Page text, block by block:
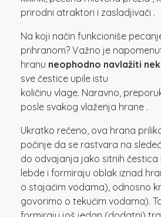
prirodni atraktori i zasladjivači .
Na koji način funkcioniše
prihranom? Važno je
hranu neophodno navlažiti
sve čestice upile istu
količinu vlage. Naravno,
posle svakog vlaženja hrane .
Ukratko rečeno, ova hrana
počinje da se rastvara na
do odvajanja jako sitnih čestica
lebde i formiraju oblak iznad
o stajaćim vodama), odnosno
govorimo o tekućim vodama).